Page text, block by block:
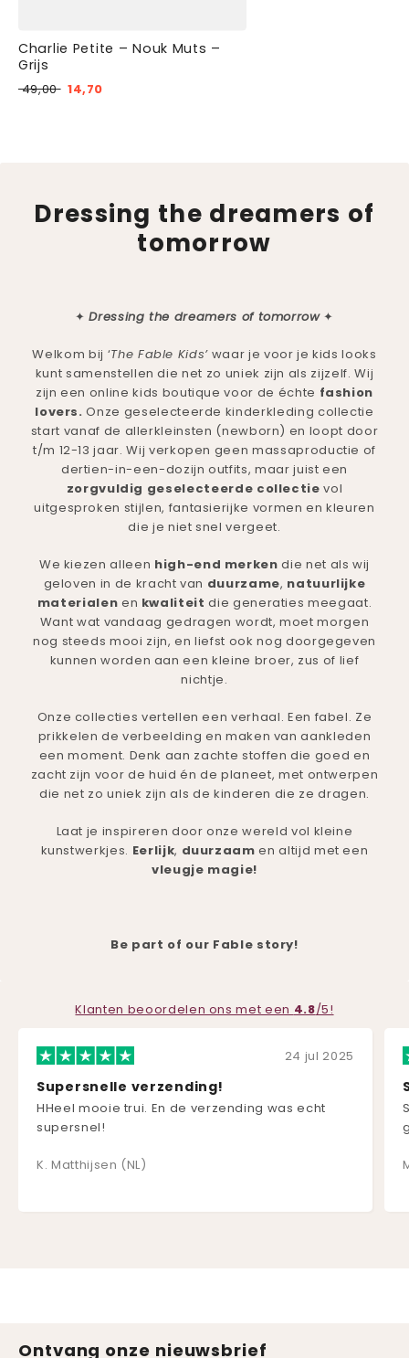
Charlie Petite – Nouk Muts –
Grijs
49,00 14,70
Dressing the dreamers of
tomorrow
✦Dressing the dreamers of tomorrow✦
Welkom bij ‘The Fable Kids’ waar je voor je kids looks
kunt samenstellen die net zo uniek zijn als zijzelf. Wij
zijn een online kids boutique voor de échte fashion
lovers. Onze geselecteerde kinderkleding collectie
start vanaf de allerkleinsten (newborn) en loopt door
t/m 12-13 jaar. Wij verkopen geen massaproductie of
dertien-in-een-dozijn outfits, maar juist een
zorgvuldig geselecteerde collectie vol
uitgesproken stijlen, fantasierijke vormen en kleuren
die je niet snel vergeet.
We kiezen alleen high-end merken die net als wij
geloven in de kracht van duurzame, natuurlijke
materialen en kwaliteit die generaties meegaat.
Want wat vandaag gedragen wordt, moet morgen
nog steeds mooi zijn, en liefst ook nog doorgegeven
kunnen worden aan een kleine broer, zus of lief
nichtje.
Onze collecties vertellen een verhaal. Een fabel. Ze
prikkelen de verbeelding en maken van aankleden
een moment. Denk aan zachte stoffen die goed en
zacht zijn voor de huid én de planeet, met ontwerpen
die net zo uniek zijn als de kinderen die ze dragen.
Laat je inspireren door onze wereld vol kleine
kunstwerkjes. Eerlijk, duurzaam en altijd met een
vleugje magie!
Be part of our Fable story!
Klanten beoordelen ons met een 4.8/5!
24 jul 2025
Supersnelle verzending!
HHeel mooie trui. En de verzending was echt
supersnel!
K. Matthijsen (NL)
Ontvang onze nieuwsbrief